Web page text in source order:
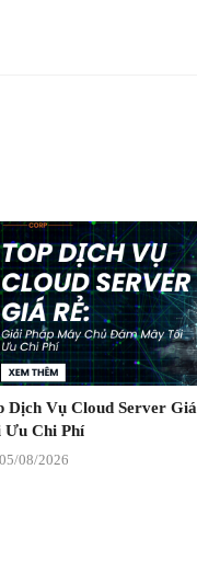
Dịch Vụ Cloud Server
Ưu Chi Phí
05/08/2026